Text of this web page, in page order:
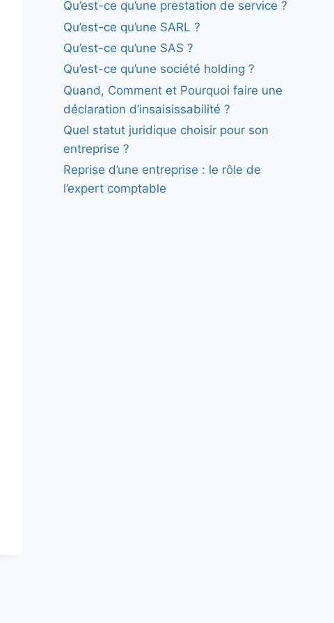
Qu’est-ce qu’une prestation de service ?
Qu’est-ce qu’une SARL ?
Qu’est-ce qu’une SAS ?
Qu’est-ce qu’une société holding ?
Quand, Comment et Pourquoi faire une
déclaration d’insaisissabilité ?
Quel statut juridique choisir pour son
entreprise ?
Reprise d’une entreprise : le rôle de
l’expert comptable